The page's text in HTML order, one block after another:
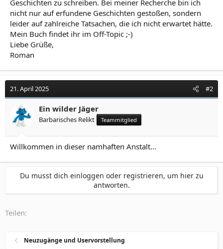
Geschichten zu schreiben. Bei meiner Recherche bin ich
nicht nur auf erfundene Geschichten gestoßen, sondern
leider auf zahlreiche Tatsachen, die ich nicht erwartet hätte.
Mein Buch findet ihr im Off-Topic ;-)
Liebe Grüße,
Roman
21. April 2025 #2
Ein wilder Jäger
Barbarisches Relikt Teammitglied
Willkommen in dieser namhaften Anstalt...
Du musst dich einloggen oder registrieren, um hier zu
antworten.
Teilen:
Neuzugänge und Uservorstellung